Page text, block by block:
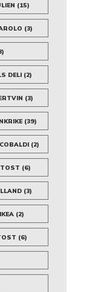
(15)
(3)
DELI (2)
(3)
(39)
(2)
(6)
(3)
IKEA (2)
(6)